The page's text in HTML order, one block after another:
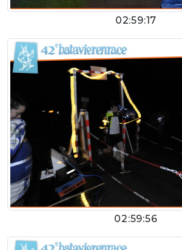
02:59:17
02:59:56